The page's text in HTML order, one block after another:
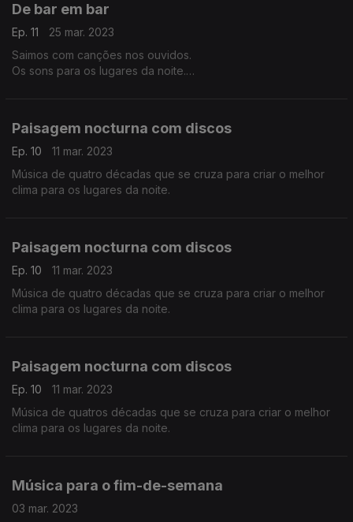
De bar em bar
Ep. 11
25 mar. 2023
Saimos com canções nos ouvidos.
Os sons para os lugares da noite.
Paisagem nocturna com discos
Ep. 10
11 mar. 2023
Música de quatro décadas que se cruza para criar o melhor
clima para os lugares da noite.
Paisagem nocturna com discos
Ep. 10
11 mar. 2023
Música de quatro décadas que se cruza para criar o melhor
clima para os lugares da noite.
Paisagem nocturna com discos
Ep. 10
11 mar. 2023
Música de quatros décadas que se cruza para criar o melhor
clima para os lugares da noite.
Música para o fim-de-semana
03 mar. 2023